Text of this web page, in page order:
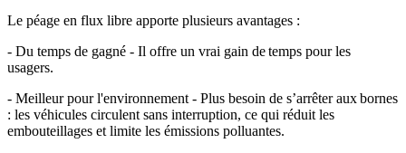
Le péage en flux libre apporte plusieurs avantages :
- Du temps de gagné - Il offre un vrai gain de temps pour les
usagers.
- Meilleur pour l'environnement - Plus besoin de s’arrêter aux bornes
: les véhicules circulent sans interruption, ce qui réduit les
embouteillages et limite les émissions polluantes.